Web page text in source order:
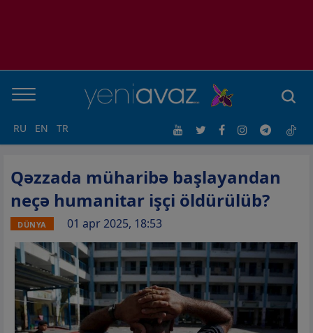
RU EN TR
Qəzzada müharibə başlayandan
neçə humanitar işçi öldürülüb?
DÜNYA 01 apr 2025, 18:53